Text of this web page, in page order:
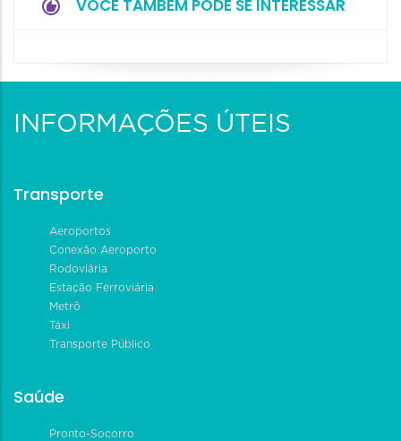
VOCÊ TAMBÉM PODE SE INTERESSAR
INFORMAÇÕES ÚTEIS
Transporte
Aeroportos
Conexão Aeroporto
Rodoviária
Estação Ferroviária
Metrô
Táxi
Transporte Público
Saúde
Pronto-Socorro